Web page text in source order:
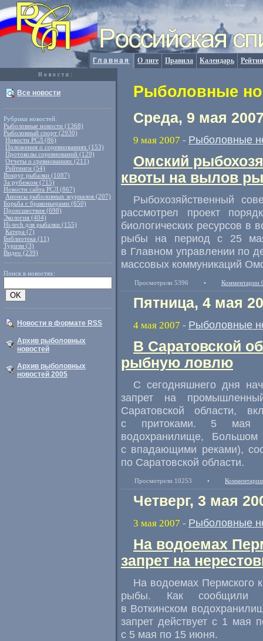
Главная О лиге Правила Календарь
Новости:
Все новости
Рубрики новостей:
Рыболовные новости (1368)
Рыболовный спорт (2930)
Новости РСЛ (86)
Положения о соревнованиях (153)
Протоколы соревнований (129)
Отчеты о сревнованиях (211)
Рейтинги (54)
Вокруг рыбалки (1087)
За рубежом (715)
Новости сайта РСЛ (867)
Анонсы рыболовных журналов (207)
Борьба с браконьерами (650)
Происшествия (698)
Экология (404)
Hi-tech для рыбалки (155)
Катера (7)
Библиотека (11)
Туризм (3)
Видео (239)
Поиск в новостях:
Новости в формате RSS
Архив рыболовных
новостей
Архив рыболовных
новостей 2005
Рыболовные
Среда, 9 мая
9 мая 2007 - Рыболовные
Омский
квоты на вылов
Рыбохозяйственный
рассмотрел проект
биологических ресурсов в
рыбы на период с 25
в Главном управлении по
массовых коммуникаций
Просмотрели 5396 • Комментарии
Пятница, 4 мая
4 мая 2007 - Рыболовные
В Саратовской
рыбную ловлю
С сегодняшнего дня
запрет на
Саратовской области,
с притоками. 5 мая
водохранилище,
с впадающими реками),
по Саратовской области.
Просмотрели 10253 •
Четверг, 3 мая
3 мая 2007 - Рыболовные
На водоемах
запрет на
На водоемах Пермского
рыбы. Как сообщили
в Воткинском
запрет действует с 1
с 5 мая по 15 июня.